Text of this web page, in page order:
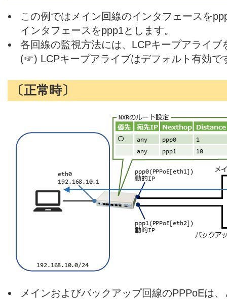
この例ではメイン回線のインタフェースを
インタフェースをppp1とします。
各回線の監視方法には、LCPキープアライブ
(☞) LCPキープアライブはデフォルト有効で
〔正常時〕
メインおよびバックアップ回線のPPPoEは